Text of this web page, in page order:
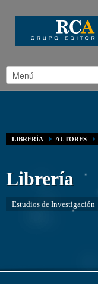
LIBRERÍA AUTORES
Librería
Estudios de Investigación